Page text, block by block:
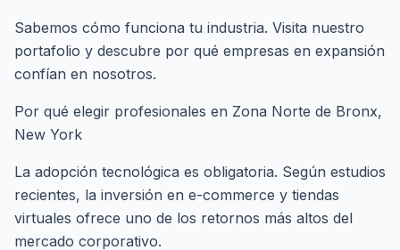
Sabemos cómo funciona tu industria. Visita nuestro
portafolio y descubre por qué empresas en expansión
confían en nosotros.
Por qué elegir profesionales en Zona Norte de Bronx,
New York
La adopción tecnológica es obligatoria. Según estudios
recientes, la inversión en e-commerce y tiendas
virtuales ofrece uno de los retornos más altos del
mercado corporativo.